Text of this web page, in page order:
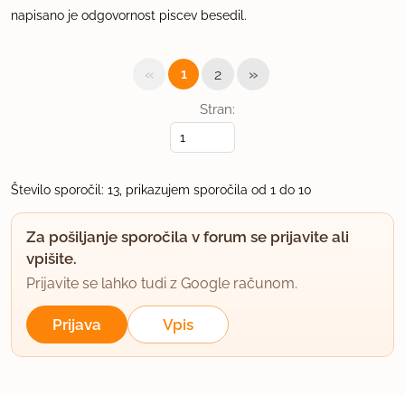
napisano je odgovornost piscev besedil.
Stran:
« 1 2 »
Število sporočil: 13, prikazujem sporočila od 1 do 10
Za pošiljanje sporočila v forum se prijavite ali
vpišite.
Prijavite se lahko tudi z Google računom.
Prijava Vpis